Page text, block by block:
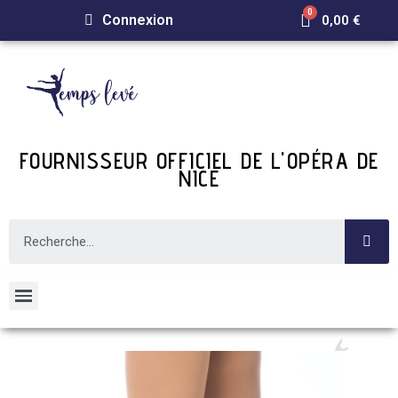
Connexion 0,00 €
FOURNISSEUR OFFICIEL DE L'OPÉRA DE
NICE